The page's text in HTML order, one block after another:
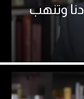
وتنهب